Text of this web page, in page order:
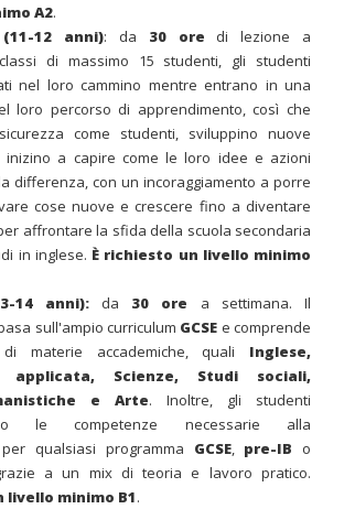
A2.
12 anni): da 30 ore di lezione a
di massimo 15 studenti, gli studenti
nel loro cammino mentre entrano in una
loro percorso di apprendimento, così che
come studenti, sviluppino nuove
inizino a capire come le loro idee e azioni
differenza, con un incoraggiamento a porre
cose nuove e crescere fino a diventare
affrontare la sfida della scuola secondaria
in inglese. È richiesto un livello minimo
14 anni): da 30 ore a settimana. Il
sull'ampio curriculum GCSE e comprende
materie accademiche, quali Inglese,
applicata, Scienze, Studi sociali,
e Arte. Inoltre, gli studenti
le competenze necessarie alla
qualsiasi programma GCSE, pre-IB o
a un mix di teoria e lavoro pratico.
livello minimo B1.